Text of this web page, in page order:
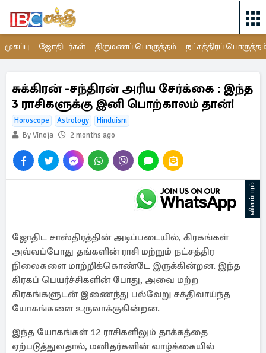
முகப்பு ஜோதிடர்கள் திருமணப் பொருத்தம் நட்சத்திரப்
சுக்கிரன் -சந்திரன் அரிய சேர்க்கை : இந்த
3 ராசிகளுக்கு இனி பொற்காலம் தான்!
Horoscope Astrology
Hinduism
By Vinoja
2 months ago
விளம்பரம்
ஜோதிட சாஸ்திரத்தின் அடிப்படையில், கிரகங்கள்
அவ்வப்போது தங்களின் ராசி மற்றும் நட்சத்திர
நிலைகளை மாற்றிக்கொண்டே இருக்கின்றன. இந்த
கிரகப் பெயர்ச்சிகளின் போது, அவை மற்ற
கிரகங்களுடன் இணைந்து பல்வேறு சக்திவாய்ந்த
யோகங்களை உருவாக்குகின்றன.
இந்த யோகங்கள் 12 ராசிகளிலும் தாக்கத்தை
ஏற்படுத்துவதால், மனிதர்களின் வாழ்க்கையில்